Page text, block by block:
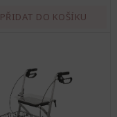
PŘIDAT DO KOŠÍKU